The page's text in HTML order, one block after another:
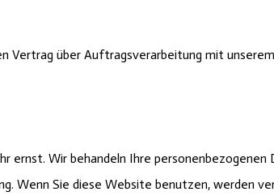
Vertrag über Auftragsverarbeitung mit
Wir behandeln Ihre
Wenn Sie diese Website benutzen, werden